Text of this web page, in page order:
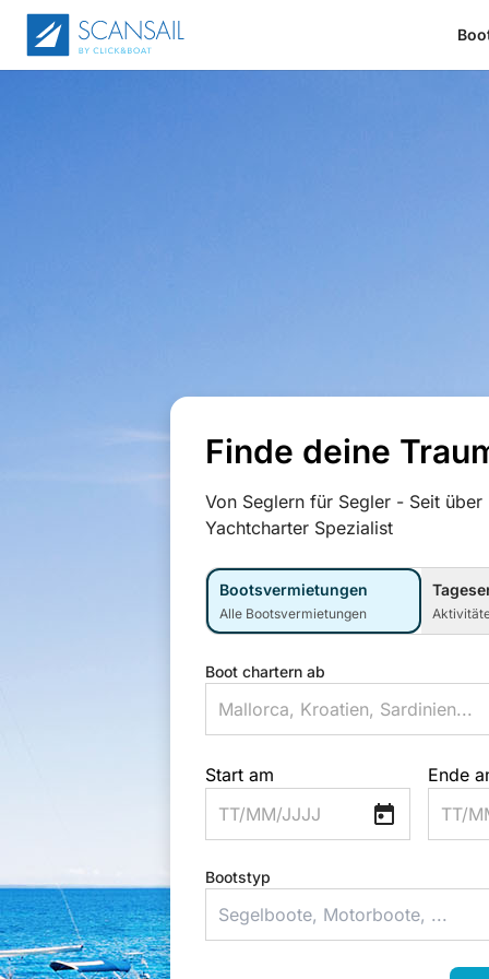
Finde deine
Von Seglern für Segler - Seit über
Yachtcharter Spezialist
Bootsvermietungen
Alle Bootsvermietungen
Boot chartern ab
Start am
TT/MM/JJJJ
Ende
TT/
Bootstyp